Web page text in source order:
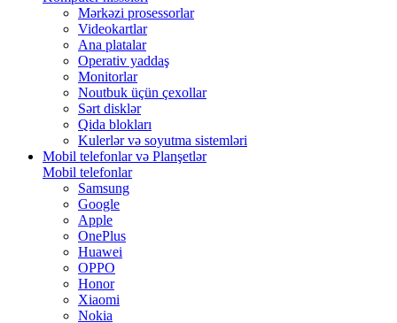
Mərkəzi prosessorlar
Videokartlar
Ana platalar
Operativ yaddaş
Monitorlar
Noutbuk üçün çexollar
Sərt disklər
Qida blokları
Kulerlər və soyutma sistemləri
Mobil telefonlar və Planşetlər
Mobil telefonlar
Samsung
Google
Apple
OnePlus
Huawei
OPPO
Honor
Xiaomi
Nokia